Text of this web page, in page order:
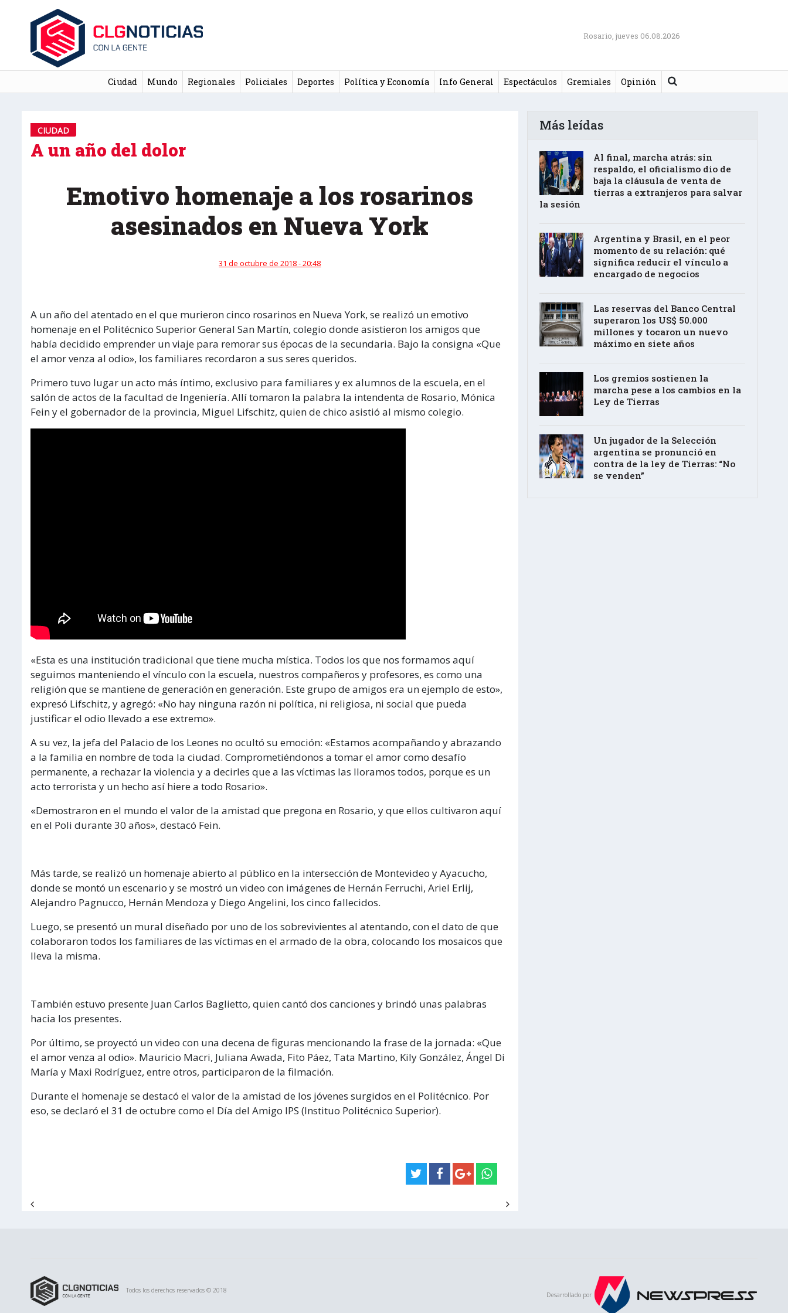
Rosario, jueves 06.08.2026
Ciudad Mundo Regionales Policiales Deportes Política y Economía Info General Espectáculos Gremiales Opinión Buscar
CIUDAD
A un año del dolor
Emotivo homenaje a los rosarinos
asesinados en Nueva York
31 de octubre de 2018 - 20:48
A un año del atentado en el que murieron cinco rosarinos en Nueva York, se realizó un emotivo
homenaje en el Politécnico Superior General San Martín, colegio donde asistieron los amigos que
había decidido emprender un viaje para remorar sus épocas de la secundaria. Bajo la consigna «Que
el amor venza al odio», los familiares recordaron a sus seres queridos.
Primero tuvo lugar un acto más íntimo, exclusivo para familiares y ex alumnos de la escuela, en el
salón de actos de la facultad de Ingeniería. Allí tomaron la palabra la intendenta de Rosario, Mónica
Fein y el gobernador de la provincia, Miguel Lifschitz, quien de chico asistió al mismo colegio.
«Esta es una institución tradicional que tiene mucha mística. Todos los que nos formamos aquí
seguimos manteniendo el vínculo con la escuela, nuestros compañeros y profesores, es como una
religión que se mantiene de generación en generación. Este grupo de amigos era un ejemplo de esto»,
expresó Lifschitz, y agregó: «No hay ninguna razón ni política, ni religiosa, ni social que pueda
justificar el odio llevado a ese extremo».
A su vez, la jefa del Palacio de los Leones no ocultó su emoción: «Estamos acompañando y abrazando
a la familia en nombre de toda la ciudad. Comprometiéndonos a tomar el amor como desafío
permanente, a rechazar la violencia y a decirles que a las víctimas las lloramos todos, porque es un
acto terrorista y un hecho así hiere a todo Rosario».
«Demostraron en el mundo el valor de la amistad que pregona en Rosario, y que ellos cultivaron aquí
en el Poli durante 30 años», destacó Fein.
Más tarde, se realizó un homenaje abierto al público en la intersección de Montevideo y Ayacucho,
donde se montó un escenario y se mostró un video con imágenes de Hernán Ferruchi, Ariel Erlij,
Alejandro Pagnucco, Hernán Mendoza y Diego Angelini, los cinco fallecidos.
Luego, se presentó un mural diseñado por uno de los sobrevivientes al atentando, con el dato de que
colaboraron todos los familiares de las víctimas en el armado de la obra, colocando los mosaicos que
lleva la misma.
También estuvo presente Juan Carlos Baglietto, quien cantó dos canciones y brindó unas palabras
hacia los presentes.
Por último, se proyectó un video con una decena de figuras mencionando la frase de la jornada: «Que
el amor venza al odio». Mauricio Macri, Juliana Awada, Fito Páez, Tata Martino, Kily González, Ángel Di
María y Maxi Rodríguez, entre otros, participaron de la filmación.
Durante el homenaje se destacó el valor de la amistad de los jóvenes surgidos en el Politécnico. Por
eso, se declaró el 31 de octubre como el Día del Amigo IPS (Instituo Politécnico Superior).
Más leídas
Al final, marcha atrás: sin
respaldo, el oficialismo dio de
baja la cláusula de venta de
tierras a extranjeros para salvar
la sesión
Argentina y Brasil, en el peor
momento de su relación: qué
significa reducir el vínculo a
encargado de negocios
Las reservas del Banco Central
superaron los US$ 50.000
millones y tocaron un nuevo
máximo en siete años
Los gremios sostienen la
marcha pese a los cambios en la
Ley de Tierras
Un jugador de la Selección
argentina se pronunció en
contra de la ley de Tierras: “No
se venden”
Todos los derechos reservados © 2018
Desarrollado por